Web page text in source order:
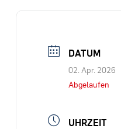
DATUM
02. Apr. 2026
Abgelaufen
UHRZEIT